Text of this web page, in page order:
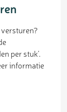
per stuk’.
informatie